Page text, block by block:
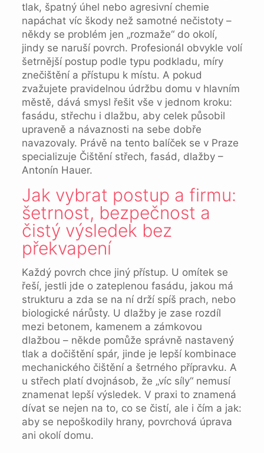
tlak, špatný úhel nebo agresivní chemie
napáchat víc škody než samotné nečistoty –
někdy se problém jen „rozmaže“ do okolí,
jindy se naruší povrch. Profesionál obvykle volí
šetrnější postup podle typu podkladu, míry
znečištění a přístupu k místu. A pokud
zvažujete pravidelnou údržbu domu v hlavním
městě, dává smysl řešit vše v jednom kroku:
fasádu, střechu i dlažbu, aby celek působil
upraveně a návaznosti na sebe dobře
navazovaly. Právě na tento balíček se v Praze
specializuje Čištění střech, fasád, dlažby –
Antonín Hauer.
Jak vybrat postup a firmu:
šetrnost, bezpečnost a
čistý výsledek bez
překvapení
Každý povrch chce jiný přístup. U omítek se
řeší, jestli jde o zateplenou fasádu, jakou má
strukturu a zda se na ní drží spíš prach, nebo
biologické nárůsty. U dlažby je zase rozdíl
mezi betonem, kamenem a zámkovou
dlažbou – někde pomůže správně nastavený
tlak a dočištění spár, jinde je lepší kombinace
mechanického čištění a šetrného přípravku. A
u střech platí dvojnásob, že „víc síly“ nemusí
znamenat lepší výsledek. V praxi to znamená
dívat se nejen na to, co se čistí, ale i čím a jak:
aby se nepoškodily hrany, povrchová úprava
ani okolí domu.